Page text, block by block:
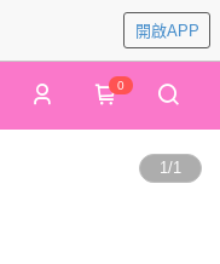
開啟APP
0
1/1